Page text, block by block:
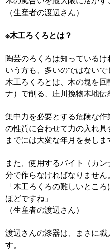
（生産者の渡辺さん）
※木工ろくろとは？
陶芸のろくろは知っているけ
いう方も、多いのではないで
木工ろくろとは、木の塊を
ナ）で削る、庄川挽物木地伝
集中力を必要とする危険な
の性質に合わせて力の入れ
までには大変な年月を要しま
また、使用するバイト（カン
分で作らなければなりません。
「木工ろくろの難しいとこ
ほどですね」
（生産者の渡辺さん）
渡辺さんの漆器は、まさに
す。